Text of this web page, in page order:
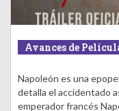
Avances de
Napoleón es una
detalla el accidentado
emperador francés